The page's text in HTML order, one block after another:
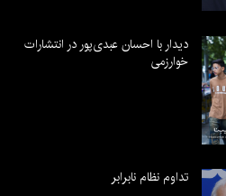
دیدار با احسان عبدی‌پور در انتشارات
خوارزمی
تداوم نظام نابرابر